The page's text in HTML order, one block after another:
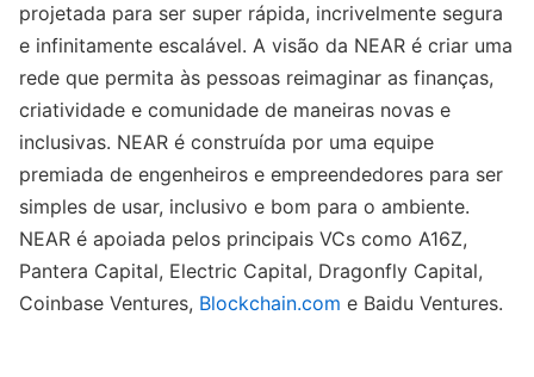
projetada para ser super rápida, incrivelmente segura
e infinitamente escalável. A visão da NEAR é criar uma
rede que permita às pessoas reimaginar as finanças,
criatividade e comunidade de maneiras novas e
inclusivas. NEAR é construída por uma equipe
premiada de engenheiros e empreendedores para ser
simples de usar, inclusivo e bom para o ambiente.
NEAR é apoiada pelos principais VCs como A16Z,
Pantera Capital, Electric Capital, Dragonfly Capital,
Coinbase Ventures, Blockchain.com e Baidu Ventures.